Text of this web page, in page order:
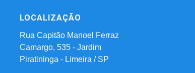
LOCALIZAÇÃO
Rua Capitão Manoel Ferraz
Camargo, 535 - Jardim
Piratininga - Limeira / SP